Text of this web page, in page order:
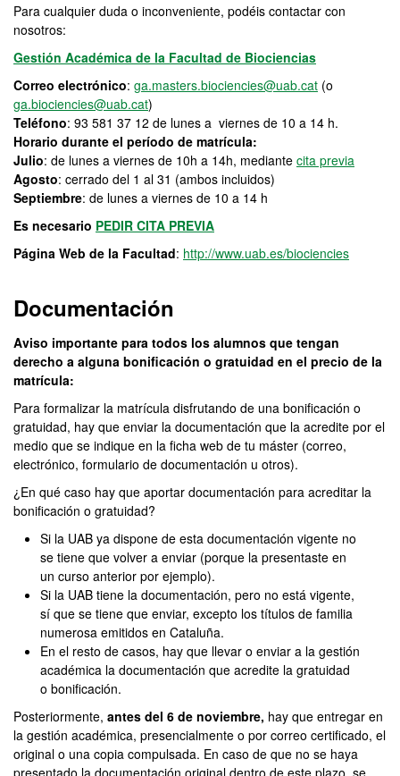
Para cualquier duda o inconveniente, podéis contactar con
nosotros:
Gestión Académica de la Facultad de Biociencias
Correo electrónico: ga.masters.biociencies@uab.cat (o
ga.biociencies@uab.cat)
Teléfono: 93 581 37 12 de lunes a viernes de 10 a 14 h.
Horario durante el período de matrícula:
Julio: de lunes a viernes de 10h a 14h, mediante cita previa
Agosto: cerrado del 1 al 31 (ambos incluidos)
Septiembre: de lunes a viernes de 10 a 14 h
Es necesario PEDIR CITA PREVIA
Página Web de la Facultad: http://www.uab.es/biociencies
Documentación
Aviso importante para todos los alumnos que tengan
derecho a alguna bonificación o gratuidad en el precio de la
matrícula:
Para formalizar la matrícula disfrutando de una bonificación o
gratuidad, hay que enviar la documentación que la acredite por el
medio que se indique en la ficha web de tu máster (correo,
electrónico, formulario de documentación u otros).
¿En qué caso hay que aportar documentación para acreditar la
bonificación o gratuidad?
Si la UAB ya dispone de esta documentación vigente no
se tiene que volver a enviar (porque la presentaste en
un curso anterior por ejemplo).
Si la UAB tiene la documentación, pero no está vigente,
sí que se tiene que enviar, excepto los títulos de familia
numerosa emitidos en Cataluña.
En el resto de casos, hay que llevar o enviar a la gestión
académica la documentación que acredite la gratuidad
o bonificación.
Posteriormente, antes del 6 de noviembre, hay que entregar en
la gestión académica, presencialmente o por correo certificado, el
original o una copia compulsada. En caso de que no se haya
presentado la documentación original dentro de este plazo, se